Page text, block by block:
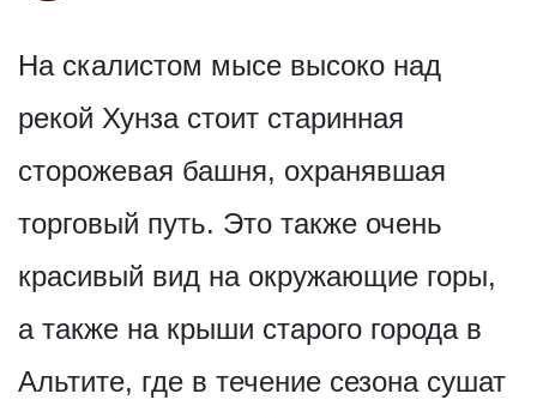
На скалистом мысе высоко над
рекой Хунза стоит старинная
сторожевая башня, охранявшая
торговый путь. Это также очень
красивый вид на окружающие горы,
а также на крыши старого города в
Альтите, где в течение сезона сушат